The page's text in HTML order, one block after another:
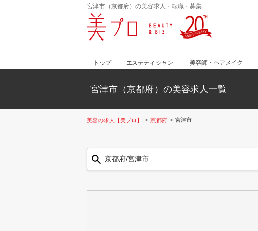
宮津市（京都府）の美容求人・転職・募集
トップ エステティシャン 美容師・ヘアメイク
宮津市（京都府）の美容求人一覧
美容の求人【美プロ】 京都府 宮津市
京都府/宮津市